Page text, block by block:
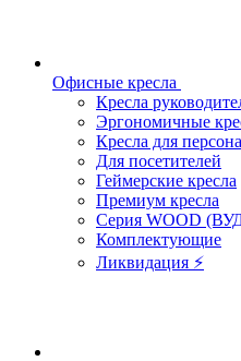
Офисные кресла
Кресла
Эргономичные
Кресла для
Для посетителей
Геймерские кресла
Премиум кресла
Серия WOOD
Комплектующие
Ликвидация ⚡